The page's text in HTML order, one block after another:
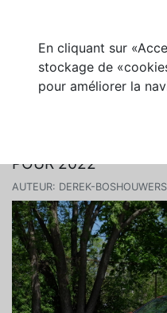
En cliquant sur
stockage de
pour améliorer la
POUR 2022
AUTEUR: DEREK-BOSHOUWERS